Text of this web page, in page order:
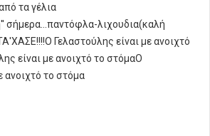
τα γέλια
σήμερα...παντόφλα-λιχουδια(καλή
Γελαστούλης είναι με ανοιχτό
είναι με ανοιχτό το στόμαΟ
ανοιχτό το στόμα